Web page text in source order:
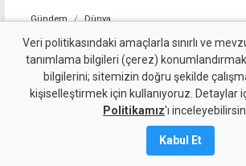
Gündem Dünya
ABD, İran'a yönelik
yaptırımları kaldırdı
Veri politikasındaki amaçlarla sınırlı ve
tanımlama bilgileri (çerez)
bilgilerini; sitemizin doğru şekilde
kişiselleştirmek için kullanıyoruz. Detaylar
Politikamız'ı
Kabul Et